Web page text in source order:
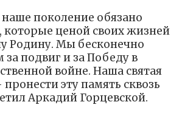
поколение обязано
которые ценой своих жизней
Родину. Мы бесконечно
подвиг и за Победу в
войне. Наша святая
эту память сквозь
Аркадий Горцевской.